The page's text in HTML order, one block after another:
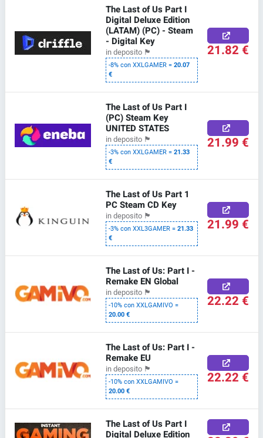
The Last of Us Part I
Digital Deluxe Edition
(LATAM) (PC) - Steam
- Digital Key
in deposito 🏴
-8% con XXLGAMER =20.07
€
21.82 €
The Last of Us Part I
(PC) Steam Key
UNITED STATES
in deposito 🏴
-3% con XXLGAMER =21.33
€
21.99 €
The Last of Us Part 1
PC Steam CD Key
in deposito 🏴
-3% con XXL3GAMER =21.33
€
21.99 €
The Last of Us: Part I -
Remake EN Global
in deposito 🏴
-10% con XXLGAMIVO =
20.00 €
22.22 €
The Last of Us: Part I -
Remake EU
in deposito 🏴
-10% con XXLGAMIVO =
20.00 €
22.22 €
The Last of Us Part I
Digital Deluxe Edition